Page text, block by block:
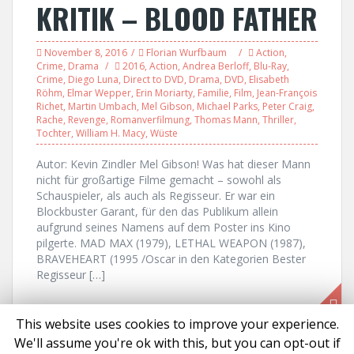
KRITIK – BLOOD FATHER
November 8, 2016 Florian Wurfbaum Action,
Crime, Drama 2016, Action, Andrea Berloff, Blu-Ray,
Crime, Diego Luna, Direct to DVD, Drama, DVD, Elisabeth
Röhm, Elmar Wepper, Erin Moriarty, Familie, Film, Jean-François
Richet, Martin Umbach, Mel Gibson, Michael Parks, Peter Craig,
Rache, Revenge, Romanverfilmung, Thomas Mann, Thriller,
Tochter, William H. Macy, Wüste
Autor: Kevin Zindler Mel Gibson! Was hat dieser Mann
nicht für großartige Filme gemacht – sowohl als
Schauspieler, als auch als Regisseur. Er war ein
Blockbuster Garant, für den das Publikum allein
aufgrund seines Namens auf dem Poster ins Kino
pilgerte. MAD MAX (1979), LETHAL WEAPON (1987),
BRAVEHEART (1995 /Oscar in den Kategorien Bester
Regisseur […]
This website uses cookies to improve your experience.
We'll assume you're ok with this, but you can opt-out if